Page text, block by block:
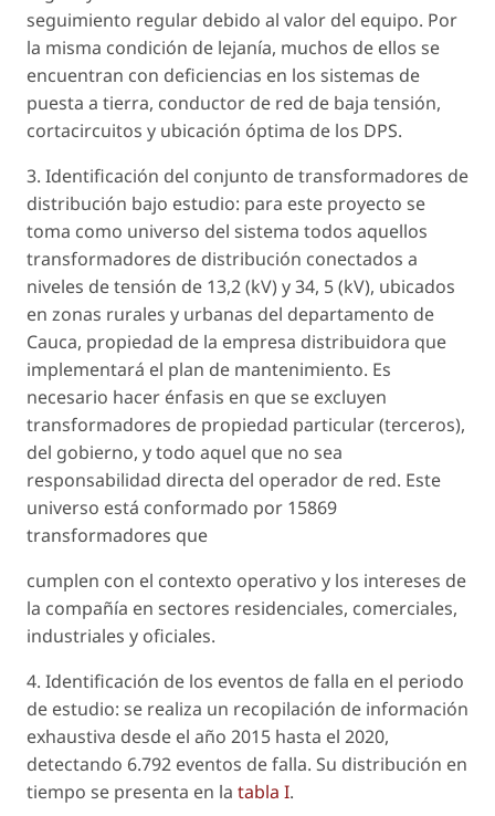
seguimiento regular debido al valor del equipo. Por
la misma condición de lejanía, muchos de ellos se
encuentran con deficiencias en los sistemas de
puesta a tierra, conductor de red de baja tensión,
cortacircuitos y ubicación óptima de los DPS.
3. Identificación del conjunto de transformadores de
distribución bajo estudio: para este proyecto se
toma como universo del sistema todos aquellos
transformadores de distribución conectados a
niveles de tensión de 13,2 (kV) y 34, 5 (kV), ubicados
en zonas rurales y urbanas del departamento de
Cauca, propiedad de la empresa distribuidora que
implementará el plan de mantenimiento. Es
necesario hacer énfasis en que se excluyen
transformadores de propiedad particular (terceros),
del gobierno, y todo aquel que no sea
responsabilidad directa del operador de red. Este
universo está conformado por 15869
transformadores que
cumplen con el contexto operativo y los intereses de
la compañía en sectores residenciales, comerciales,
industriales y oficiales.
4. Identificación de los eventos de falla en el periodo
de estudio: se realiza un recopilación de información
exhaustiva desde el año 2015 hasta el 2020,
detectando 6.792 eventos de falla. Su distribución en
tiempo se presenta en la tabla I.